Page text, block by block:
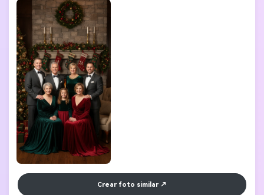
Crear foto similar